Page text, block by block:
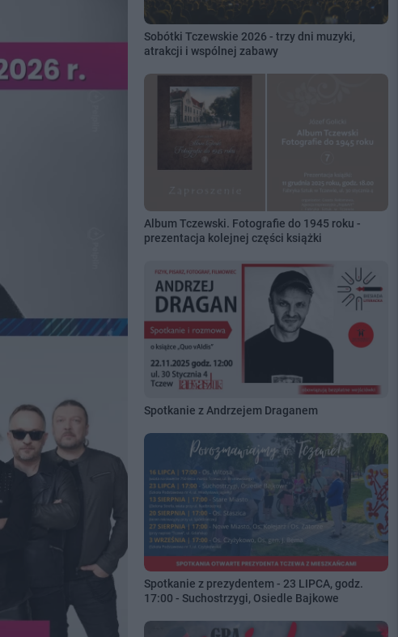
Sobótki Tczewskie 2026 - trzy dni muzyki,
atrakcji i wspólnej zabawy
Album Tczewski. Fotografie do 1945 roku -
prezentacja kolejnej części książki
Spotkanie z Andrzejem Draganem
Spotkanie z prezydentem - 23 LIPCA, godz.
17:00 - Suchostrzygi, Osiedle Bajkowe